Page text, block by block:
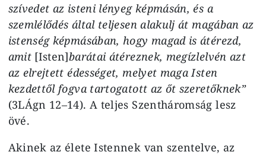
szívedet az isteni lényeg képmásán, és a
szemlélődés által teljesen alakulj át magában az
istenség képmásában, hogy magad is átérezd,
amit[Isten]barátai átéreznek, megízlelvén azt
az elrejtett édességet, melyet maga Isten
kezdettől fogva tartogatott az őt szeretőknek”
(3LÁgn 12–14). A teljes Szentháromság lesz
övé.
Akinek az élete Istennek van szentelve, az